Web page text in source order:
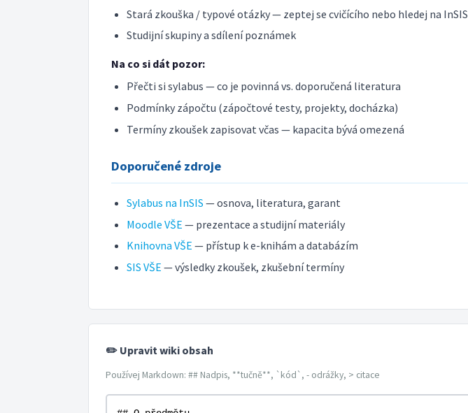
Stará zkouška / typové otázky — zeptej se cvičícího nebo hledej na InSIS
Studijní skupiny a sdílení poznámek
Na co si dát pozor:
Přečti si sylabus — co je povinná vs. doporučená literatura
Podmínky zápočtu (zápočtové testy, projekty, docházka)
Termíny zkoušek zapisovat včas — kapacita bývá omezená
Doporučené zdroje
Sylabus na InSIS — osnova, literatura, garant
Moodle VŠE — prezentace a studijní materiály
Knihovna VŠE — přístup k e-knihám a databázím
SIS VŠE — výsledky zkoušek, zkušební termíny
✏️ Upravit wiki obsah
Používej Markdown: ## Nadpis, **tučně**, `kód`, - odrážky, > citace